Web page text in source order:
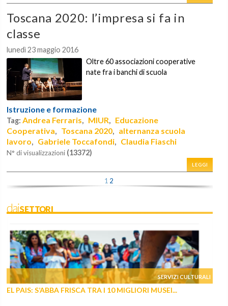
Toscana 2020: l’impresa si fa in
classe
lunedì 23 maggio 2016
Oltre 60 associazioni cooperative
nate fra i banchi di scuola
Istruzione e formazione
Tag:Andrea Ferraris, MIUR, Educazione
Cooperativa, Toscana 2020, alternanza scuola
lavoro, Gabriele Toccafondi, Claudia Fiaschi
N° di visualizzazioni (13372)
LEGGI
1 2
daiSETTORI
SERVIZI CULTURALI
EL PAIS: S’ABBA FRISCA TRA I 10 MIGLIORI MUSEI...